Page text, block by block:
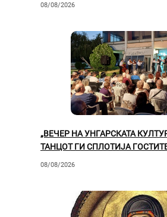
08/08/2026
„ВЕЧЕР НА УНГАРСКАТА
ТАНЦОТ ГИ СПЛОТИЈА
08/08/2026